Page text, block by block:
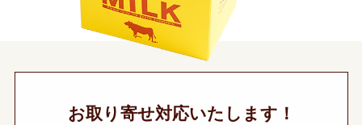
お取り寄せ対応いたします！